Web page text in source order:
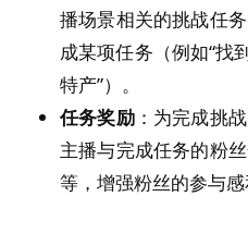
播场景相关的挑战任
成某项任务（例如“找
特产”）。
任务奖励：为完成挑
主播与完成任务的粉
等，增强粉丝的参与感